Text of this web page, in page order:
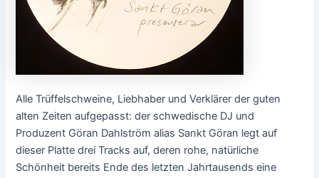
Alle Trüffelschweine, Liebhaber und Verklärer der guten
alten Zeiten aufgepasst: der schwedische DJ und
Produzent Göran Dahlström alias Sankt Göran legt auf
dieser Platte drei Tracks auf, deren rohe, natürliche
Schönheit bereits Ende des letzten Jahrtausends eine